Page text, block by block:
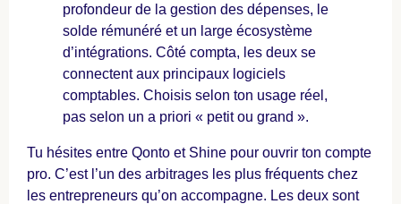
profondeur de la gestion des dépenses, le
solde rémunéré et un large écosystème
d’intégrations. Côté compta, les deux se
connectent aux principaux logiciels
comptables. Choisis selon ton usage réel,
pas selon un a priori « petit ou grand ».
Tu hésites entre Qonto et Shine pour ouvrir ton compte
pro. C’est l’un des arbitrages les plus fréquents chez
les entrepreneurs qu’on accompagne. Les deux sont